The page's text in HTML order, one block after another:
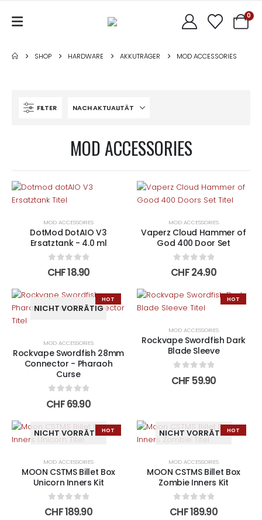
0
SHOP HARDWARE AKKUTRÄGER MOD ACCESSORIES
FILTER
MOD ACCESSORIES
MOD ACCESSORIES
DotMod DotAIO V3
Ersatztank - 4.0 ml
0 out of 5
CHF18.90
Dieses
Produkt
mehrere
Varianten
Optionen
können
auf
Produktseite
gewählt
MOD ACCESSORIES
Vaperz Cloud Hammer of
God 400 Door Set
0out of 5
CHF24.90
HOT
NICHT VORRÄTIG
Dieses
Produkt
weist
Varianten
auf.
der
Produktseite
MOD ACCESSORIES
Rockvape Swordfish 28mm
Connector - Pharaoh
Curse
out of 5
CHF69.90
HOT
MOD ACCESSORIES
Rockvape Swordfish Dark
Blade Sleeve
out of 5
CHF 59.90
HOT
NICHT VORRÄTIG
MOD ACCESSORIES
MOON CSTMS Billet Box
Unicorn Inners Kit
0out of 5
CHF189.90
HOT
NICHT VORRÄTIG
MOD ACCESSORIES
MOON CSTMS Billet Box
Zombie Inners Kit
0out of 5
CHF189.90